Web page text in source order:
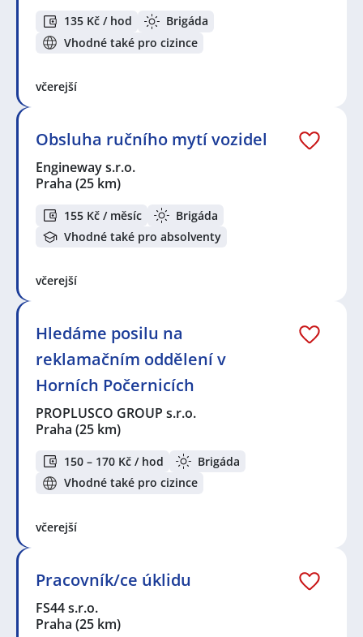
135 Kč / hod
Brigáda
Vhodné také pro cizince
včerejší
Obsluha ručního mytí vozidel
Engineway s.r.o.
Praha (25 km)
155 Kč / měsíc
Brigáda
Vhodné také pro absolventy
včerejší
Hledáme posilu na
reklamačním oddělení v
Horních Počernicích
PROPLUSCO GROUP s.r.o.
Praha (25 km)
150 – 170 Kč / hod
Brigáda
Vhodné také pro cizince
včerejší
Pracovník/ce úklidu
FS44 s.r.o.
Praha (25 km)